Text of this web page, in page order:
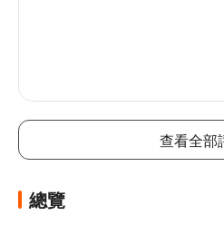
查看全部
總覽